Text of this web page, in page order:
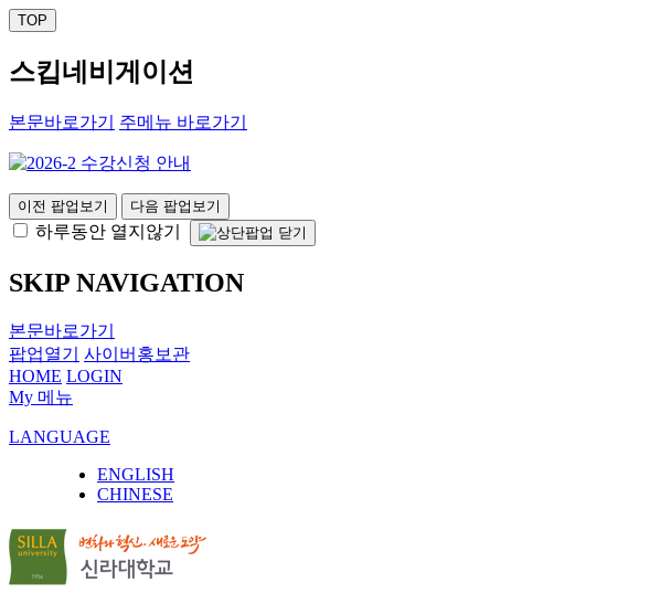
TOP
스킵네비게이션
본문바로가기 주메뉴 바로가기
이전 팝업보기 다음 팝업보기
하루동안 열지않기
SKIP NAVIGATION
본문바로가기
팝업열기
사이버홍보관
HOME LOGIN
My 메뉴
LANGUAGE
ENGLISH
CHINESE